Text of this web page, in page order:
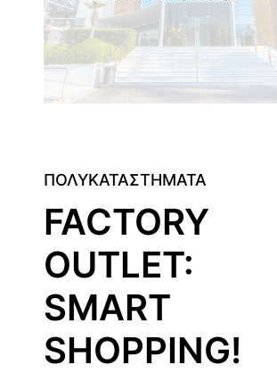
ΠΟΛΥΚΑΤΑΣΤΗΜΑΤΑ
FACTORY
OUTLET:
SMART
SHOPPING!